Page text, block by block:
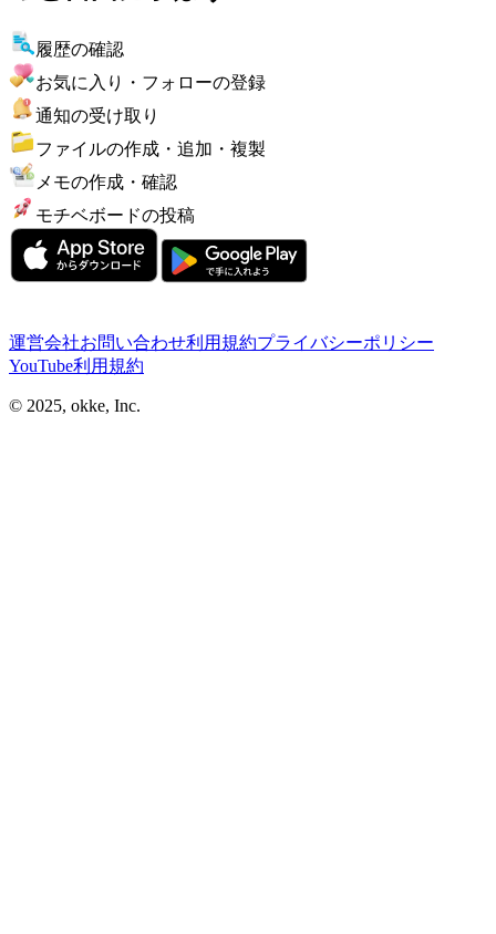
履歴の確認
お気に入り・フォローの登録
通知の受け取り
ファイルの作成・追加・複製
メモの作成・確認
モチベボードの投稿
運営会社お問い合わせ利用規約プライバシーポリシー
YouTube利用規約
© 2025, okke, Inc.